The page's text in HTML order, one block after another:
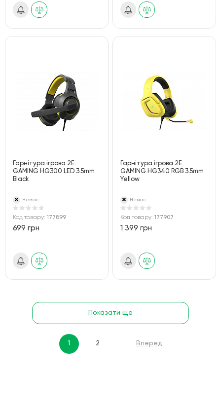
Гарнітура ігрова 2E
GAMING HG300 LED 3.5mm
Black
Немає
Код товару: 177899
699 грн
Гарнітура ігрова 2E
GAMING HG340 RGB 3.5mm
Yellow
Немає
Код товару:177907
1 399 грн
Показати ще
1 2 Вперед